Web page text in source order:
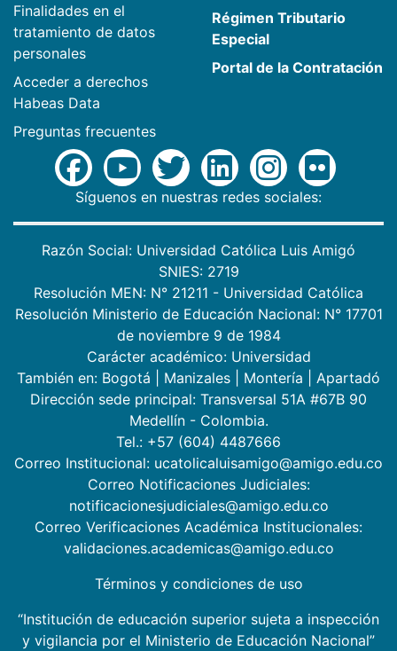
Finalidades en el
tratamiento de datos
personales
Acceder a derechos
Habeas Data
Preguntas frecuentes
Régimen Tributario
Especial
Portal de la Contratación
Síguenos en nuestras redes sociales:
Razón Social: Universidad Católica Luis Amigó
SNIES: 2719
Resolución MEN: N° 21211 - Universidad Católica
Resolución Ministerio de Educación Nacional: N° 17701
de noviembre 9 de 1984
Carácter académico: Universidad
También en: Bogotá Manizales Montería
Apartadó
Dirección sede principal: Transversal 51A #67B 90
Medellín - Colombia.
Tel.: +57 (604) 4487666
Correo Institucional: ucatolicaluisamigo@amigo.edu.co
Correo Notificaciones Judiciales:
notificacionesjudiciales@amigo.edu.co
Correo Verificaciones Académica Institucionales:
validaciones.academicas@amigo.edu.co
Términos y condiciones de uso
“Institución de educación superior sujeta a inspección
y vigilancia por el Ministerio de Educación Nacional”